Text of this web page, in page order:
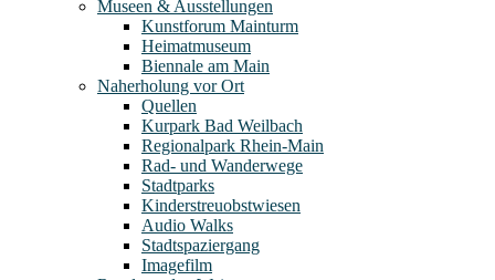
Museen & Ausstellungen
Kunstforum Mainturm
Heimatmuseum
Biennale am Main
Naherholung vor Ort
Quellen
Kurpark Bad Weilbach
Regionalpark Rhein-Main
Rad- und Wanderwege
Stadtparks
Kinderstreuobstwiesen
Audio Walks
Stadtspaziergang
Imagefilm